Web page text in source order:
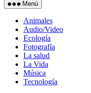
Menú
Animales
Audio/Video
Ecología
Fotografía
La salud
La Vida
Música
Tecnología